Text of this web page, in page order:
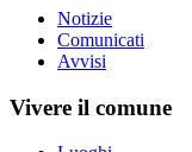
Notizie
Comunicati
Avvisi
Vivere il comune